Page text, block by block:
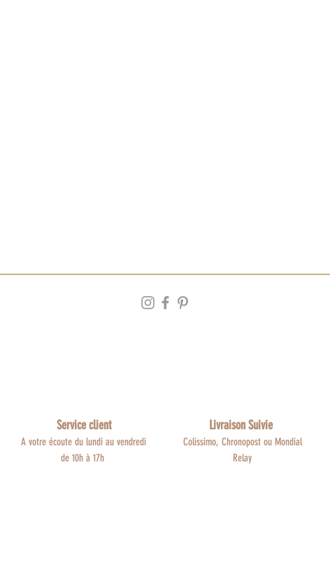
Service client
A votre écoute du lundi au vendredi
de 10h à 17h
Livraison Suivie
Colissimo, Chronopost ou Mondial
Relay